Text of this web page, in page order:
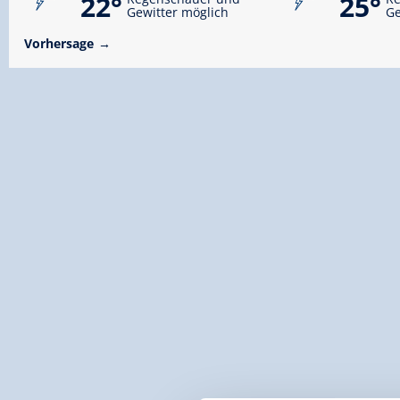
Gewitter möglich
Vorhersage